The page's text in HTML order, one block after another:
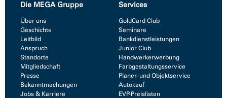
Die MEGA Gruppe
Über uns
Geschichte
Leitbild
Anspruch
Standorte
Mitgliedschaft
Presse
Bekanntmachungen
Jobs & Karriere
Services
GoldCard Club
Seminare
Bankdienstleistungen
Junior Club
Handwerkerwerbung
Farbgestaltungsservice
Planer- und Objektservice
Autokauf
EVP-Preislisten